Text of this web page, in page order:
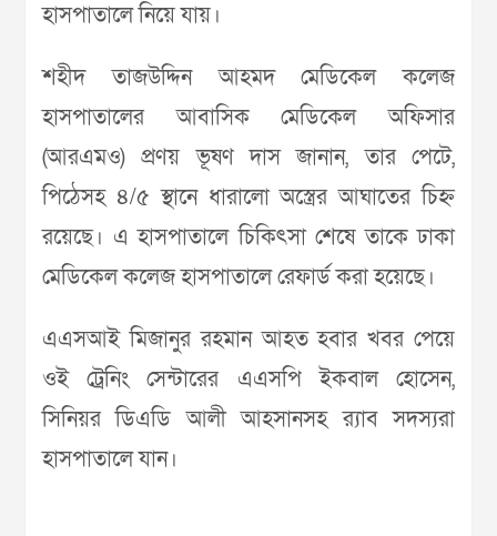
হাসপাতালে নিয়ে যায়।
শহীদ তাজউদ্দিন আহমদ মেডিকেল কলেজ
হাসপাতালের আবাসিক মেডিকেল অফিসার
(আরএমও) প্রণয় ভূষণ দাস জানান, তার পেটে,
পিঠেসহ ৪/৫ স্থানে ধারালো অস্ত্রের আঘাতের চিহ্ন
রয়েছে। এ হাসপাতালে চিকিৎসা শেষে তাকে ঢাকা
মেডিকেল কলেজ হাসপাতালে রেফার্ড করা হয়েছে।
এএসআই মিজানুর রহমান আহত হবার খবর পেয়ে
ওই ট্রেনিং সেন্টারের এএসপি ইকবাল হোসেন,
সিনিয়র ডিএডি আলী আহসানসহ র‌্যাব সদস্যরা
হাসপাতালে যান।